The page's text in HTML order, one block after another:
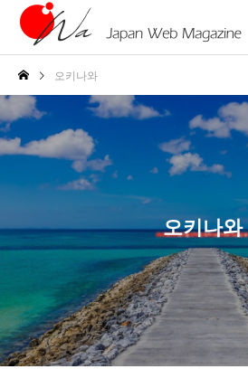
오키나와
오키나와